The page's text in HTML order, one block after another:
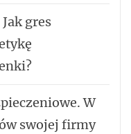
gres
W
swojej firmy